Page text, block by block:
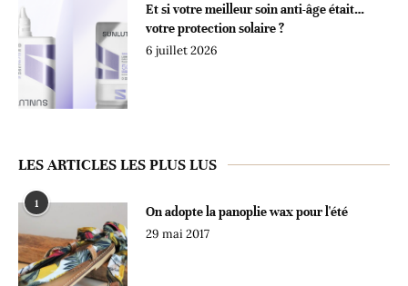
Et si votre meilleur soin anti-âge était…
votre protection solaire ?
6 juillet 2026
LES ARTICLES LES PLUS LUS
1
On adopte la panoplie wax pour l'été
29 mai 2017